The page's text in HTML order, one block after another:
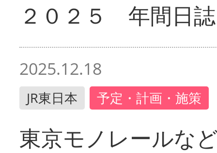
２０２５ 年間日誌
2025.12.18
JR東日本 予定・計画・施策
東京モノレールな